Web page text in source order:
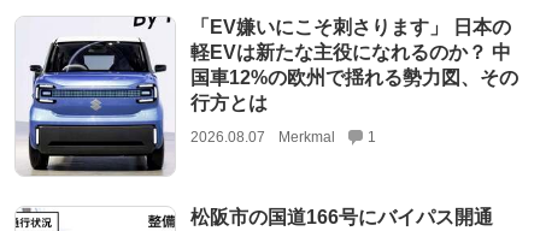
「EV嫌いにこそ刺さります」 日本の
軽EVは新たな主役になれるのか？ 中
国車12%の欧州で揺れる勢力図、その
行方とは
2026.08.07 Merkmal 1
松阪市の国道166号にバイパス開通